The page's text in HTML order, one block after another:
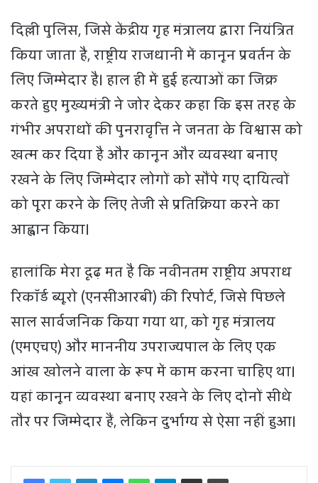
दिल्ली पुलिस, जिसे केंद्रीय गृह मंत्रालय द्वारा नियंत्रित
किया जाता है, राष्ट्रीय राजधानी में कानून प्रवर्तन के
लिए जिम्मेदार है। हाल ही में हुई हत्याओं का जिक्र
करते हुए मुख्यमंत्री ने जोर देकर कहा कि इस तरह के
गंभीर अपराधों की पुनरावृत्ति ने जनता के विश्वास को
खत्म कर दिया है और कानून और व्यवस्था बनाए
रखने के लिए जिम्मेदार लोगों को सौंपे गए दायित्वों
को पूरा करने के लिए तेजी से प्रतिक्रिया करने का
आह्वान किया।
हालांकि मेरा दृढ़ मत है कि नवीनतम राष्ट्रीय अपराध
रिकॉर्ड ब्यूरो (एनसीआरबी) की रिपोर्ट, जिसे पिछले
साल सार्वजनिक किया गया था, को गृह मंत्रालय
(एमएचए) और माननीय उपराज्यपाल के लिए एक
आंख खोलने वाला के रूप में काम करना चाहिए था।
यहां कानून व्यवस्था बनाए रखने के लिए दोनों सीधे
तौर पर जिम्मेदार हैं, लेकिन दुर्भाग्य से ऐसा नहीं हुआ।